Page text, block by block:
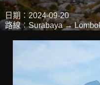
日期︰2024-09-20
路線︰Surabaya →